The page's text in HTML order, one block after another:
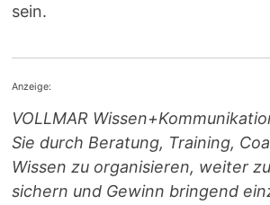
sein.
Anzeige:
VOLLMAR
Sie durch Beratung, Training,
Wissen zu organisieren, weiter
sichern und Gewinn bringend